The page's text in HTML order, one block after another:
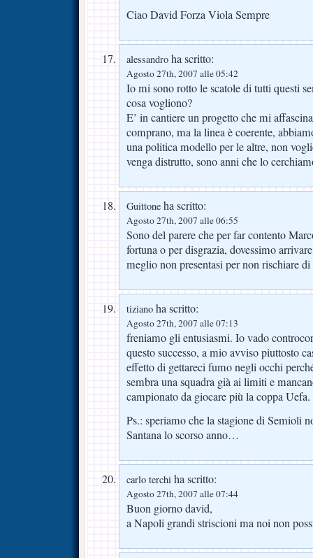
Ciao David Forza Viola Sempre
alessandro ha scritto:
Agosto 27th, 2007 alle 05:42
Io mi sono rotto le scatole di tutti questi
cosa vogliono?
E’ in cantiere un progetto che mi
comprano, ma la linea è coerente,
una politica modello per le altre, non
venga distrutto, sono anni che lo
Guittone ha scritto:
Agosto 27th, 2007 alle 06:55
Sono del parere che per far contento
fortuna o per disgrazia, dovessimo
meglio non presentasi per non rischiare
tiziano ha scritto:
Agosto 27th, 2007 alle 07:13
freniamo gli entusiasmi. Io vado
questo successo, a mio avviso piuttosto
effetto di gettareci fumo negli occhi
sembra una squadra già ai limiti e
campionato da giocare più la coppa Uefa.
Ps.: speriamo che la stagione di Semioli
Santana lo scorso anno…
carlo terchi ha scritto:
Agosto 27th, 2007 alle 07:44
Buon giorno david,
a Napoli grandi striscioni ma noi non